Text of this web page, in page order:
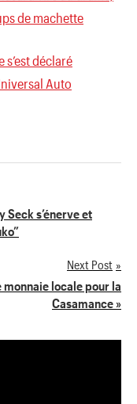
de machette
s’est déclaré
Auto
Seck s’énerve et
Next Post
monnaie locale pour la
Casamance »